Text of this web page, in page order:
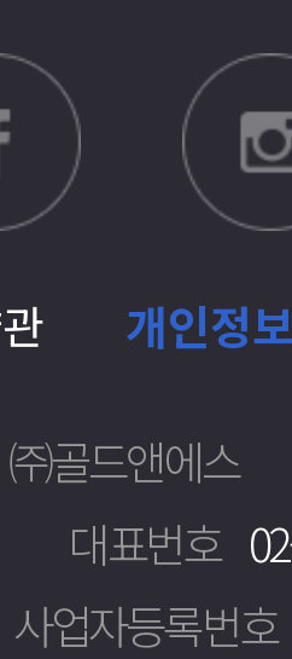
개인정
㈜골드앤에스
대표번호
사업자등록번호